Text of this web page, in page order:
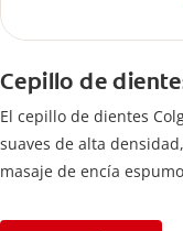
Cepillo de
El cepillo de dientes
suaves de alta
masaje de encía